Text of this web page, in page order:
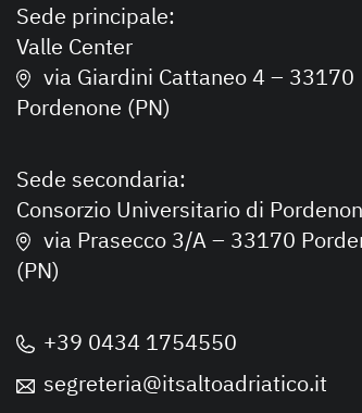
Sede principale:
Valle Center
via Giardini Cattaneo 4 – 33170
Pordenone (PN)
Sede secondaria:
Consorzio Universitario di
via Prasecco 3/A – 33170
(PN)
+39 0434 1754550
segreteria@itsaltoadriatico.it